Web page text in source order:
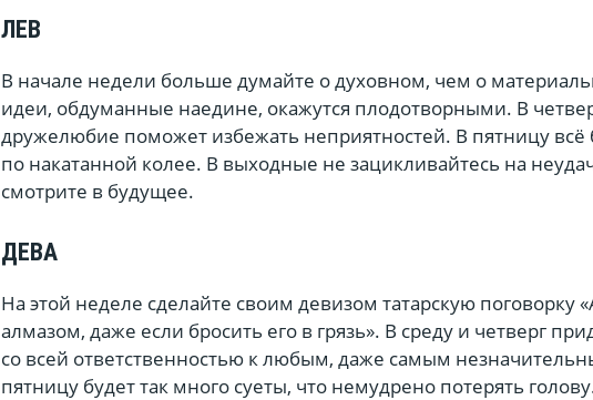
ЛЕВ
В начале недели больше думайте о духовном, чем о
идеи, обдуманные наедине, окажутся плодотворными. В
дружелюбие поможет избежать неприятностей. В пятницу всё
по накатанной колее. В выходные не зацикливайтесь на
смотрите в будущее.
ДЕВА
На этой неделе сделайте своим девизом татарскую поговорку
алмазом, даже если бросить его в грязь». В среду и четверг
со всей ответственностью к любым, даже самым
пятницу будет так много суеты, что немудрено потерять